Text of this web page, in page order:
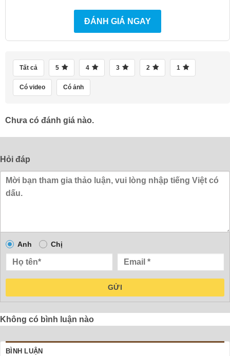
ĐÁNH GIÁ NGAY
Tất cả 5 4 3 2 1
Có video Có ảnh
Chưa có đánh giá nào.
Hỏi đáp
Anh Chị
GỬI
Không có bình luận nào
BÌNH LUẬN